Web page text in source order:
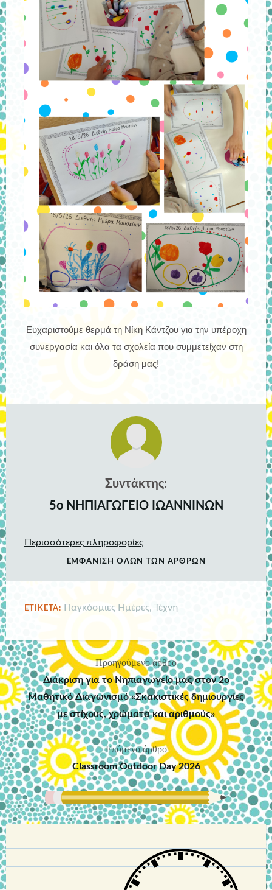
Ευχαριστούμε θερμά τη Νίκη Κάντζου για την υπέροχη
συνεργασία και όλα τα σχολεία που συμμετείχαν στη
δράση μας!
Συντάκτης:
5ο ΝΗΠΙΑΓΩΓΕΙΟ ΙΩΑΝΝΙΝΩΝ
Περισσότερες πληροφορίες
ΕΜΦΆΝΙΣΗ ΌΛΩΝ ΤΩΝ ΆΡΘΡΩΝ
ΕΤΙΚΈΤΑ: Παγκόσμιες Ημέρες,Τέχνη
Πλοήγηση
άρθρων
Προηγούμενο άρθρο
Διάκριση για το Νηπιαγωγείο μας στον 2ο
Μαθητικό Διαγωνισμό «Σκακιστικές δημιουργίες
με στίχους, χρώματα και αριθμούς»
Επόμενο άρθρο
Classroom Outdoor Day 2026